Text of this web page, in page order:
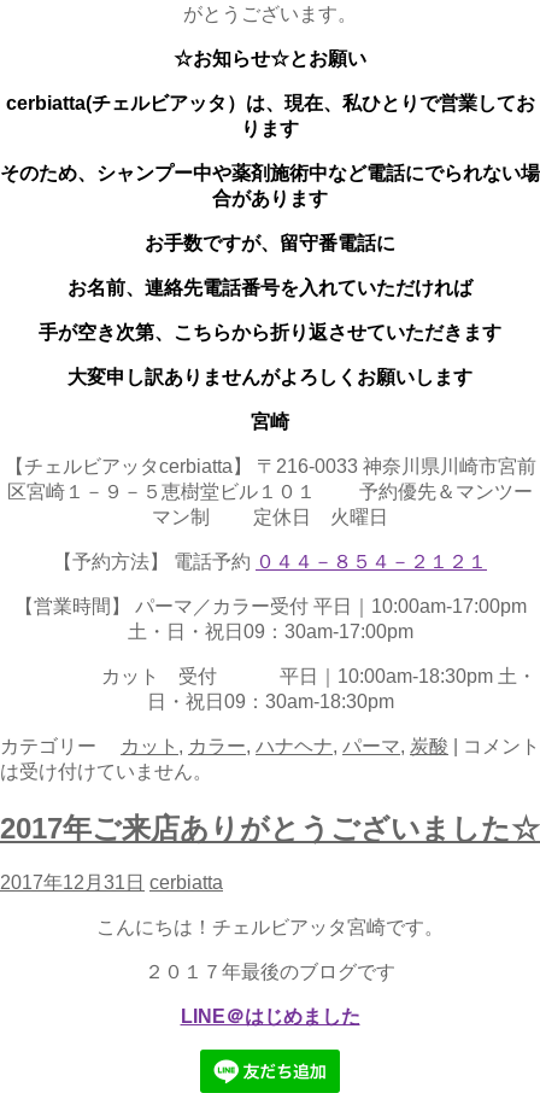
がとうございます。
☆お知らせ☆とお願い
cerbiatta(チェルビアッタ）は、 現在、私ひとりで営業してお
ります
そのため、シャンプー中や薬剤施術中など電話にでられない場
合があります
お手数ですが、留守番電話に
お名前、連絡先電話番号を入れていただければ
手が空き次第、こちらから折り返させていただきます
大変申し訳ありませんがよろしくお願いします
宮崎
【チェルビアッタcerbiatta】 〒216-0033 神奈川県川崎市宮前
区宮崎１－９－５恵樹堂ビル１０１ 予約優先＆マンツー
マン制 定休日 火曜日
【予約方法】 電話予約 ０４４－８５４－２１２１
【営業時間】 パーマ／カラー受付 平日｜10:00am-17:00pm
土・日・祝日09：30am-17:00pm
カット 受付 平日｜10:00am-18:30pm 土・
日・祝日09：30am-18:30pm
カテゴリー カット , カラー, ハナヘナ, パーマ, 炭酸
コメント
は受け付けていません。
2017年ご来店ありがとうございました☆
2017年12月31日 cerbiatta
こんにちは！チェルビアッタ宮崎です。
２０１７年最後のブログです
LINE＠はじめました